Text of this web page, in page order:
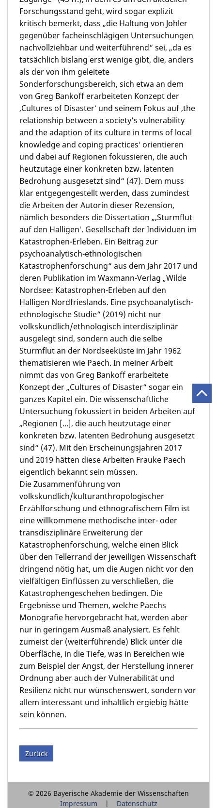
Forschungsstand geht, wird sogar explizit
kritisch bemerkt, dass „die Haltung von Johler
gegenüber facheinschlägigen Untersuchungen
nachvollziehbar und weiterführend“ sei, „da es
tatsächlich bislang erst wenige gibt, die, anders
als der von ihm geleitete
Sonderforschungsbereich, sich etwa an dem
von Greg Bankoff erarbeiteten Konzept der
‚Cultures of Disasterʻ und seinem Fokus auf ‚the
relationship between a society’s vulnerability
and the adaption of its culture in terms of local
knowledge and coping practicesʻ orientieren
und dabei auf Regionen fokussieren, die auch
heutzutage einer konkreten bzw. latenten
Bedrohung ausgesetzt sind“ (47). Dem muss
klar entgegengestellt werden, dass zumindest
die Arbeiten der Autorin dieser Rezension,
nämlich besonders die Dissertation „‚Sturmflut
auf den Halligenʻ. Gesellschaft der Individuen im
Katastrophen-Erleben. Ein Beitrag zur
psychoanalytisch-ethnologischen
Katastrophenforschung“ aus dem Jahr 2017 und
deren Publikation im Waxmann-Verlag „Wilde
Nordsee: Katastrophen-Erleben auf den
Halligen Nordfrieslands. Eine psychoanalytisch-
ethnologische Studie“ (2019) nicht nur
volkskundlich/ethnologisch interdisziplinär
ausgelegt sind, sondern auch die selbe
Sturmflut an der Nordseeküste im Jahr 1962
thematisieren wie Paech. In meiner Arbeit
nimmt das von Greg Bankoff erarbeitete
Konzept der „Cultures of Disaster“ sogar ein
ganzes Kapitel ein. Die wissenschaftliche
Untersuchung fokussiert in beiden Arbeiten auf
„Regionen [...], die auch heutzutage einer
konkreten bzw. latenten Bedrohung ausgesetzt
sind“ (47). Mit den Erscheinungsjahren 2017
und 2019 hätten diese Arbeiten Frauke Paech
eigentlich bekannt sein müssen.
Die Zusammenführung von
volkskundlich/kulturanthropologischer
Erzählforschung und ethnografischem Film ist
eine willkommene methodische inter- oder
transdisziplinäre Erweiterung der
Katastrophenforschung, welche einen Blick
über den Tellerrand der jeweiligen Wissenschaft
dringend nötig hat, um die Augen nicht vor den
vielfältigen Einflüssen zu verschließen, die
Katastrophengeschehen bedingen. Die
Ergebnisse und Themen, welche Paechs
Monografie hervorgebracht hat, werden aber
nur in geringem Ausmaß analysiert. Es fehlt
zumeist der (weiterführende) Blick unter die
Oberfläche, in die Tiefe, was in Bereichen wie
zum Beispiel der Angst, der Herstellung innerer
Ordnung aber auch der Vulnerabilität und
Resilienz nicht nur wünschenswert, sondern vor
allem interessant und inhaltlich ergiebig hätte
sein können.
Zurück
© 2026 Bayerische Akademie der Wissenschaften
Impressum
Datenschutz